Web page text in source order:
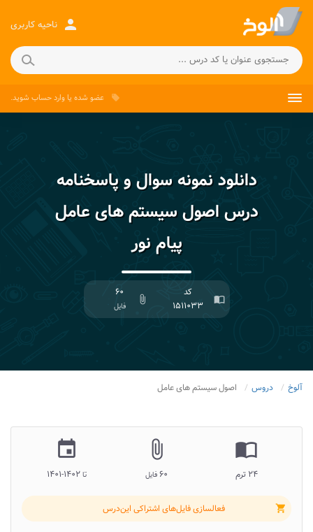
person ناحیه کاربری
local_offer عضو شده یاوارد حساب شوید.
دانلود نمونه سوال و پاسخنامه
درس اصول سیستم های عامل
پیام نور
import_contacts
کد
۱۵۱۱۰۳۳
attach_file
۶۰
فایل
آلوخ دروس اصول سیستم های عامل
import_contacts
۲۴ ترم
attach_file
۶۰فایل
insert_invitation
تا۱۴۰۲-۱۴۰۱
shopping_cart فعالسازی فایل‌های اشتراکی این‌درس